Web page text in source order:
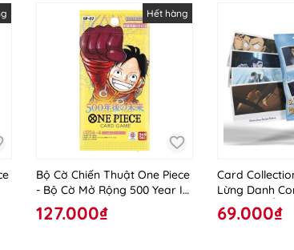
Hết hàng
Bộ Cờ Chiến Thuật One Piece
- Bộ Cờ Mở Rộng 500 Year In
The Future
127.000₫
Card
Lừng Danh
2025 - Dư
- Character In
69.000₫